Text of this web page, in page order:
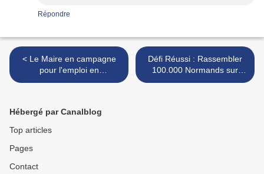
Répondre
< Le Maire en campagne
pour l'emploi en
Normandie.
Défi Réussi : Rassembler
100.000 Normands sur
Facebook >
Hébergé par Canalblog
Top articles
Pages
Contact